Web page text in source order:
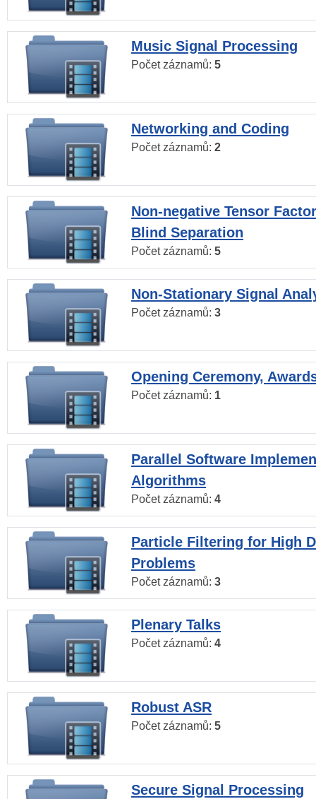
Music Signal Processing
Počet záznamů: 5
Networking and Coding
Počet záznamů: 2
Non-negative Tensor
Blind Separation
Počet záznamů: 5
Non-Stationary Signal
Počet záznamů: 3
Opening Ceremony,
Počet záznamů: 1
Parallel Software
Algorithms
Počet záznamů: 4
Particle Filtering for High
Problems
Počet záznamů: 3
Plenary Talks
Počet záznamů: 4
Robust ASR
Počet záznamů: 5
Secure Signal Processing